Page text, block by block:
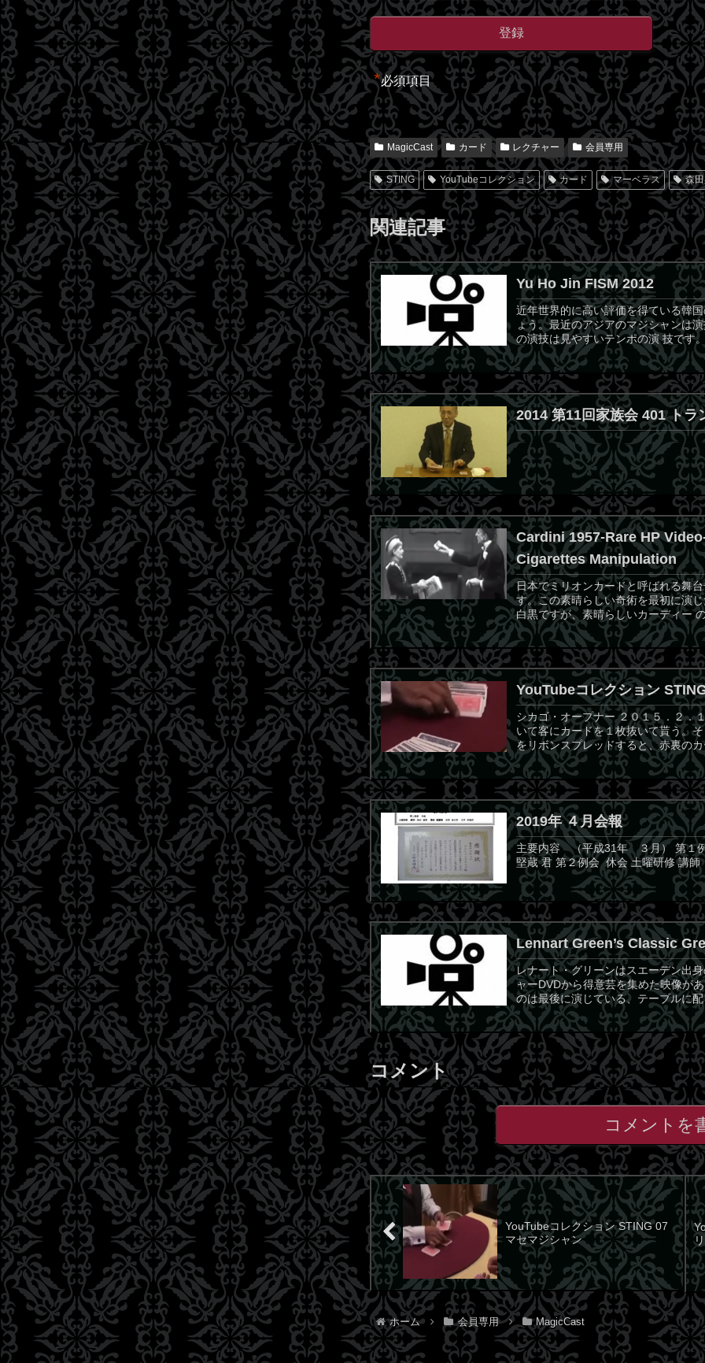
*必須項目
MagicCast カード レクチャー 会員専用
STING YouTubeコレクション カード マーベラス 森
関連記事
Yu Ho Jin FISM 2012
近年世界的に高い評価を得ている韓
ょう。最近のアジアのマジシャンは
の演技は見やすいテンポの演 技です
2014 第11回家族会 401 トラ
Cardini 1957-Rare HP
Cigarettes Manipulation
日本でミリオンカードと呼ばれる舞
す。この素晴らしい奇術を最初に演
白黒ですが、素晴らしいカーディー
YouTubeコレクション
シカゴ・オープナー ２０１５．２
いて客にカードを１枚抜いて貰う。
をリボンスプレッドすると、赤裏の
2019年 ４月会報
主要内容 （平成31年 ３月） 第１
堅蔵 君 第２例会 休会 土曜研修 講
Lennart Green’s Classic
レナート・グリーンはスエーデン出
ャーDVDから得意芸を集めた映像が
のは最後に演じている、テーブルに
コメント
コメントを
YouTubeコレクション STING 07
マセマジシャン
ホーム 会員専用 MagicCast